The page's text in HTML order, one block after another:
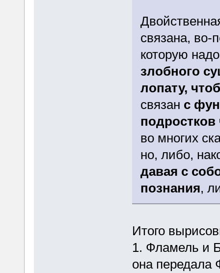
связана, во-
которую
злобного
лопату,
связан с
во многих
но, либо,
давая с
познания,
Итого
1. Фламель и
она передала